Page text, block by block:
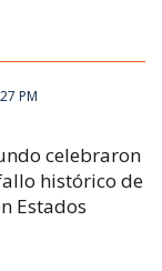
PM
celebraron
histórico de
Estados